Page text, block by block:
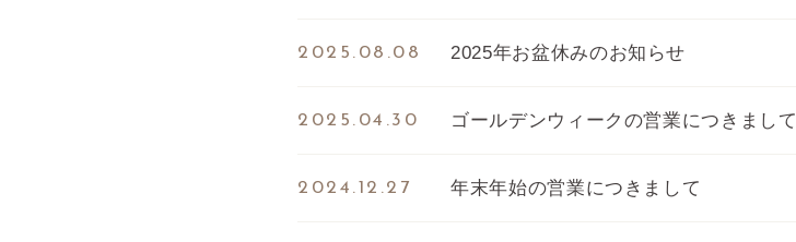
2025.08.08 2025年お盆休みのお知らせ
2025.04.30 ゴールデンウィークの営業につきまして
2024.12.27 年末年始の営業につきまして